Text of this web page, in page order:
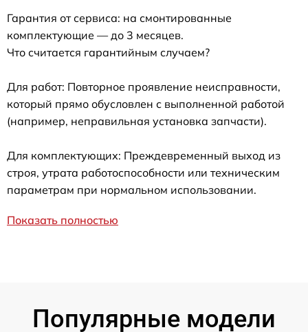
Гарантия от сервиса: на смонтированные
комплектующие — до 3 месяцев.
Что считается гарантийным случаем?
Для работ: Повторное проявление неисправности,
который прямо обусловлен с выполненной работой
(например, неправильная установка запчасти).
Для комплектующих: Преждевременный выход из
строя, утрата работоспособности или техническим
параметрам при нормальном использовании.
Показать полностью
Популярные модели